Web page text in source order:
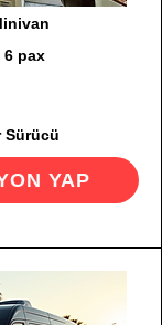
6 pax
Sürücü
YAP